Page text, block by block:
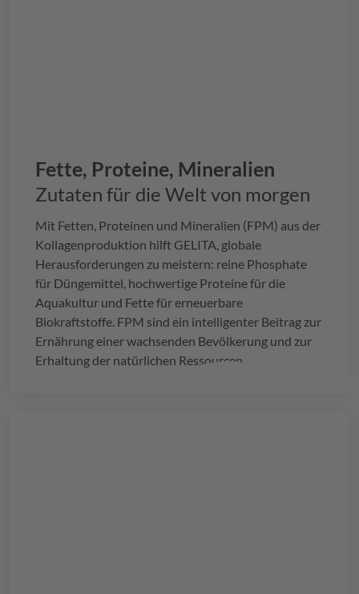
Fette, Proteine, Mineralien
Zutaten für die Welt von morgen
Mit Fetten, Proteinen und Mineralien (FPM) aus der
Kollagenproduktion hilft GELITA, globale
Herausforderungen zu meistern: reine Phosphate
für Düngemittel, hochwertige Proteine für die
Aquakultur und Fette für erneuerbare
Biokraftstoffe. FPM sind ein intelligenter Beitrag zur
Ernährung einer wachsenden Bevölkerung und zur
Erhaltung der natürlichen Ressourcen.